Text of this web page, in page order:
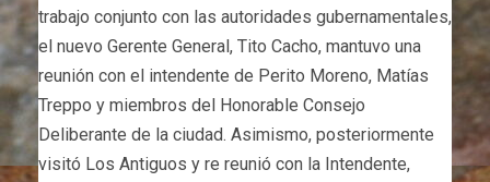
trabajo conjunto con las autoridades gubernamentales,
el nuevo Gerente General, Tito Cacho, mantuvo una
reunión con el intendente de Perito Moreno, Matías
Treppo y miembros del Honorable Consejo
Deliberante de la ciudad. Asimismo, posteriormente
visitó Los Antiguos y re reunió con la Intendente,